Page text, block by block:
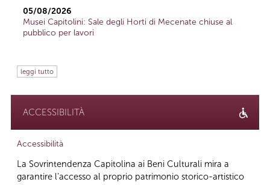
05/08/2026
Musei Capitolini: Sale degli Horti di Mecenate chiuse al
pubblico per lavori
leggi tutto
ACCESSIBILITÀ
Accessibilità
La Sovrintendenza Capitolina ai Beni Culturali mira a
garantire l’accesso al proprio patrimonio storico-artistico